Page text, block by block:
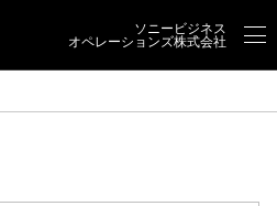
ソニービジネス
オペレーションズ株式会社